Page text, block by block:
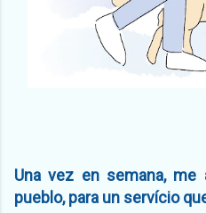
Una vez en semana,
pueblo, para un servício